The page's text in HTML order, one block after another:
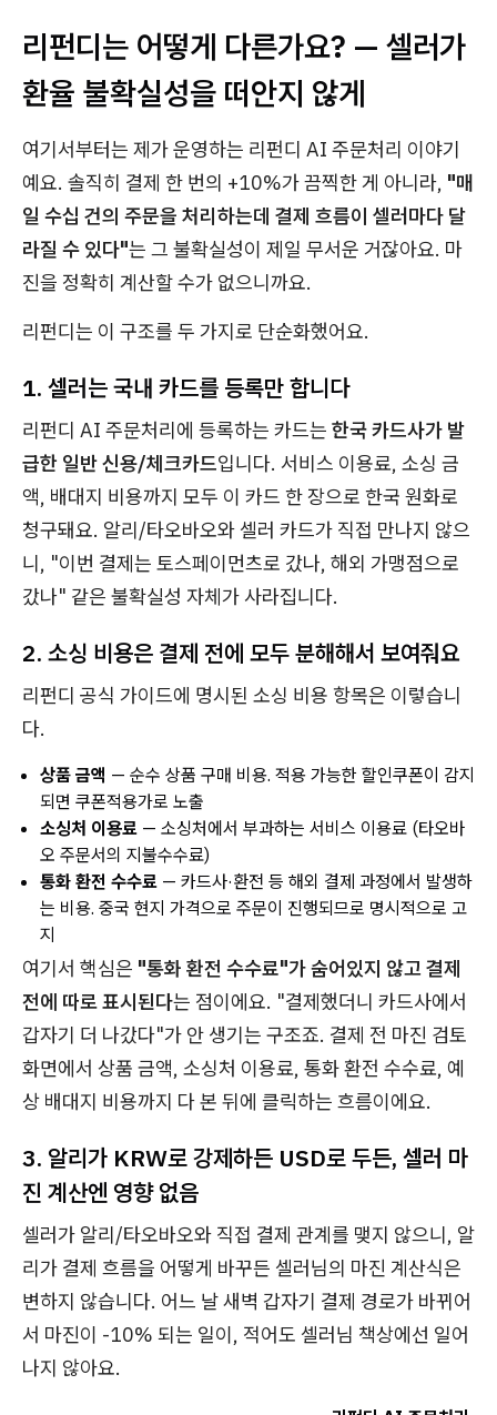
리펀디는 어떻게 다른가요? — 셀러가
환율 불확실성을 떠안지 않게
여기서부터는 제가 운영하는 리펀디 AI 주문처리 이야기
예요. 솔직히 결제 한 번의 +10%가 끔찍한 게 아니라, "매
일 수십 건의 주문을 처리하는데 결제 흐름이 셀러마다 달
라질 수 있다"는 그 불확실성이 제일 무서운 거잖아요. 마
진을 정확히 계산할 수가 없으니까요.
리펀디는 이 구조를 두 가지로 단순화했어요.
1. 셀러는 국내 카드를 등록만 합니다
리펀디 AI 주문처리에 등록하는 카드는 한국 카드사가 발
급한 일반 신용/체크카드입니다. 서비스 이용료, 소싱 금
액, 배대지 비용까지 모두 이 카드 한 장으로 한국 원화로
청구돼요. 알리/타오바오와 셀러 카드가 직접 만나지 않으
니, "이번 결제는 토스페이먼츠로 갔나, 해외 가맹점으로
갔나" 같은 불확실성 자체가 사라집니다.
2. 소싱 비용은 결제 전에 모두 분해해서 보여줘요
리펀디 공식 가이드에 명시된 소싱 비용 항목은 이렇습니
다.
상품 금액 — 순수 상품 구매 비용. 적용 가능한 할인쿠폰이 감지
되면 쿠폰적용가로 노출
소싱처 이용료 — 소싱처에서 부과하는 서비스 이용료 (타오바
오 주문서의 지불수수료)
통화 환전 수수료 — 카드사·환전 등 해외 결제 과정에서 발생하
는 비용. 중국 현지 가격으로 주문이 진행되므로 명시적으로 고
지
여기서 핵심은 "통화 환전 수수료"가 숨어있지 않고 결제
전에 따로 표시된다는 점이에요. "결제했더니 카드사에서
갑자기 더 나갔다"가 안 생기는 구조죠. 결제 전 마진 검토
화면에서 상품 금액, 소싱처 이용료, 통화 환전 수수료, 예
상 배대지 비용까지 다 본 뒤에 클릭하는 흐름이에요.
3. 알리가 KRW로 강제하든 USD로 두든, 셀러 마
진 계산엔 영향 없음
셀러가 알리/타오바오와 직접 결제 관계를 맺지 않으니, 알
리가 결제 흐름을 어떻게 바꾸든 셀러님의 마진 계산식은
변하지 않습니다. 어느 날 새벽 갑자기 결제 경로가 바뀌어
서 마진이 -10% 되는 일이, 적어도 셀러님 책상에선 일어
나지 않아요.